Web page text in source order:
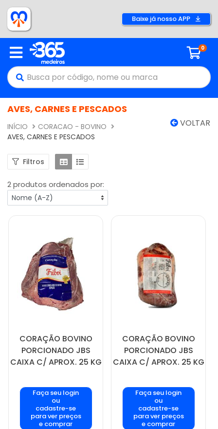
Baixe já nosso APP
0
AVES, CARNES E PESCADOS
VOLTAR
INÍCIO
CORACAO - BOVINO
AVES, CARNES E PESCADOS
Filtros
2 produtos ordenados por:
CORAÇÃO BOVINO
PORCIONADO JBS
CAIXA C/ APROX. 25 KG
Faça seu login
ou
cadastre-se
para ver preços
e comprar
CORAÇÃO BOVINO
PORCIONADO JBS
CAIXA C/ APROX. 25 KG
Faça seu login
ou
cadastre-se
para ver preços
e comprar